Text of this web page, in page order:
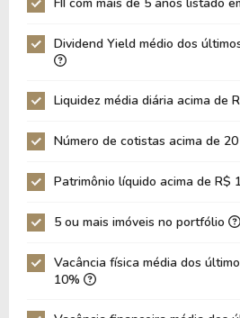
BPRP11 0%
EURO11
Dividend Yield médio dos
Liquidez média diária acima de
Número de cotistas acima de
Patrimônio líquido acima de R$
5 ou mais imóveis no portfólio
Vacância física média dos
10%